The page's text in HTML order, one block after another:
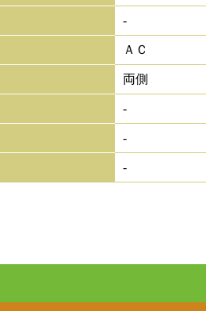
-
ＡＣ
両側
-
-
-